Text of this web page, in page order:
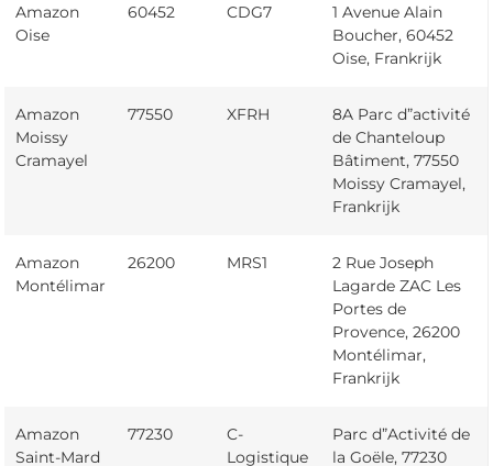
Amazon
Oise
60452 CDG7
1 Avenue Alain
Boucher, 60452
Oise, Frankrijk
Amazon
Moissy
Cramayel
77550 XFRH
8A Parc d”activité
de Chanteloup
Bâtiment, 77550
Moissy Cramayel,
Frankrijk
Amazon
Montélimar
26200 MRS1
2 Rue Joseph
Lagarde ZAC Les
Portes de
Provence, 26200
Montélimar,
Frankrijk
Amazon
Saint-Mard
77230
C-
Logistique
Parc d”Activité de
la Goële, 77230